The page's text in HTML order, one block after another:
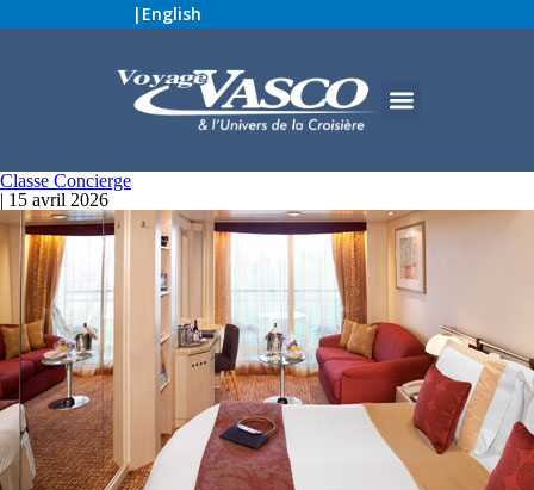
| English
Classe Concierge
| 15 avril 2026